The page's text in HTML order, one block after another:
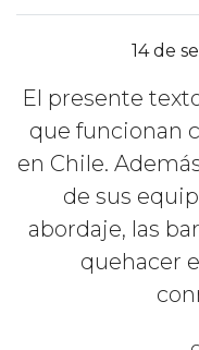
14 de
El presente
que funcionan
en Chile.
de sus
abordaje, las
quehacer